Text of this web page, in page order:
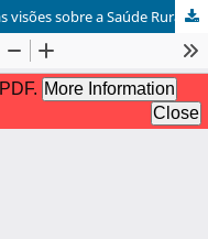
sobre a Saúde Rural